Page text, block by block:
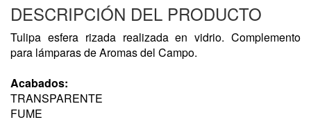
DESCRIPCIÓN DEL PRODUCTO
Tulipa esfera rizada realizada en vidrio. Complemento
para lámparas de Aromas del Campo.
Acabados:
TRANSPARENTE
FUME